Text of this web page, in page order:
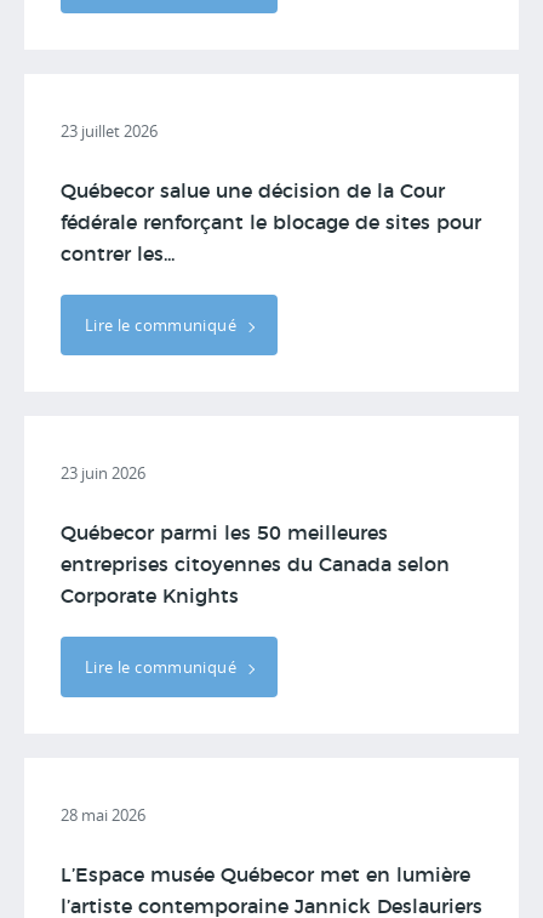
23 juillet 2026
Québecor salue une décision de la Cour
fédérale renforçant le blocage de sites pour
contrer les...
Lire le communiqué
23 juin 2026
Québecor parmi les 50 meilleures
entreprises citoyennes du Canada selon
Corporate Knights
Lire le communiqué
28 mai 2026
L’Espace musée Québecor met en lumière
l’artiste contemporaine Jannick Deslauriers